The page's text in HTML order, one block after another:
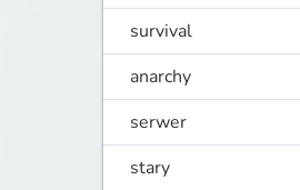
survival
anarchy
serwer
stary